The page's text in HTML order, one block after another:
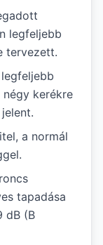
legfeljebb
tervezett.
kerékre
a normál
tapadása
dB (B